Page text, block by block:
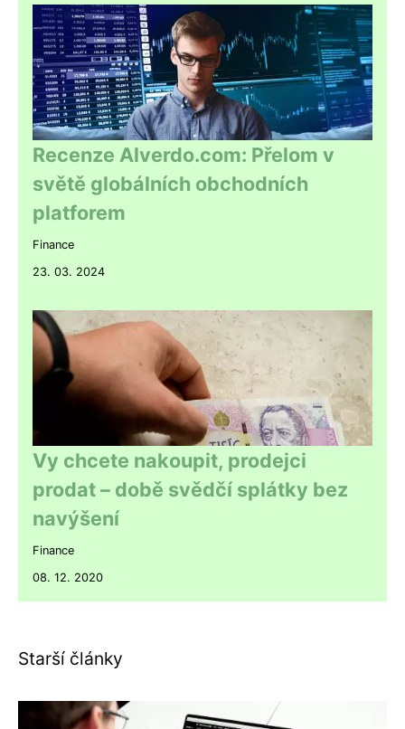
Recenze Alverdo.com: Přelom v
světě globálních obchodních
platforem
Finance
23. 03. 2024
Vy chcete nakoupit, prodejci
prodat – době svědčí splátky bez
navýšení
Finance
08. 12. 2020
Starší články